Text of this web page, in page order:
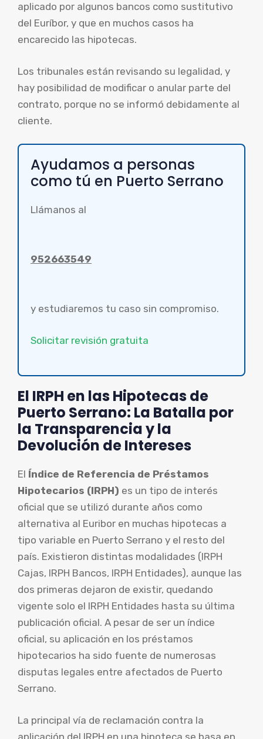
aplicado por algunos bancos como sustitutivo
del Euríbor, y que en muchos casos ha
encarecido las hipotecas.
Los tribunales están revisando su legalidad, y
hay posibilidad de modificar o anular parte del
contrato, porque no se informó debidamente al
cliente.
Ayudamos a personas
como tú en Puerto Serrano
Llámanos al
952663549
y estudiaremos tu caso sin compromiso.
Solicitar revisión gratuita
El IRPH en las Hipotecas de
Puerto Serrano: La Batalla por
la Transparencia y la
Devolución de Intereses
El Índice de Referencia de Préstamos
Hipotecarios (IRPH) es un tipo de interés
oficial que se utilizó durante años como
alternativa al Euribor en muchas hipotecas a
tipo variable en Puerto Serrano y el resto del
país. Existieron distintas modalidades (IRPH
Cajas, IRPH Bancos, IRPH Entidades), aunque las
dos primeras dejaron de existir, quedando
vigente solo el IRPH Entidades hasta su última
publicación oficial. A pesar de ser un índice
oficial, su aplicación en los préstamos
hipotecarios ha sido fuente de numerosas
disputas legales entre afectados de Puerto
Serrano.
La principal vía de reclamación contra la
aplicación del IRPH en una hipoteca se basa en